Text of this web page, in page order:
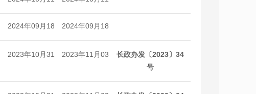
日
日
2024年09月18
日
2024年09月18
日
2023年10月31
2023年11月03
长政办发〔2023〕34
号